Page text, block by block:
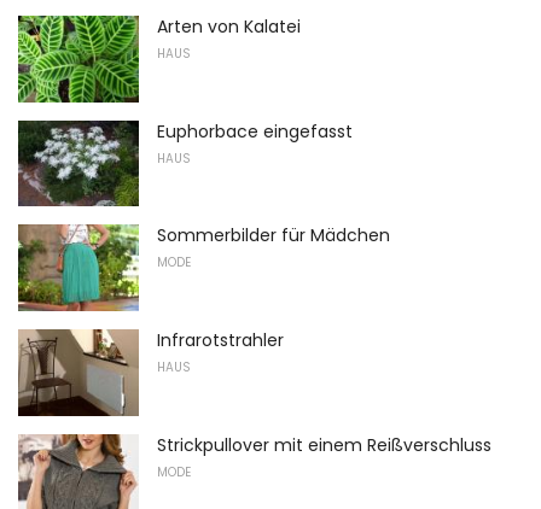
Arten von Kalatei
HAUS
Euphorbace eingefasst
HAUS
Sommerbilder für Mädchen
MODE
Infrarotstrahler
HAUS
Strickpullover mit einem Reißverschluss
MODE